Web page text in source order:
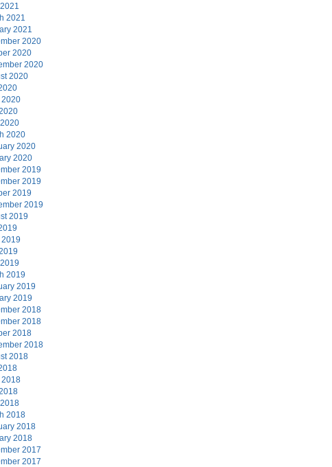
2021
2021
2020
2020
2020
2020
2020
2020
2020
2019
2019
2019
2019
2019
2019
2019
2019
2018
2018
2018
2018
2018
2018
2018
2018
2017
2017